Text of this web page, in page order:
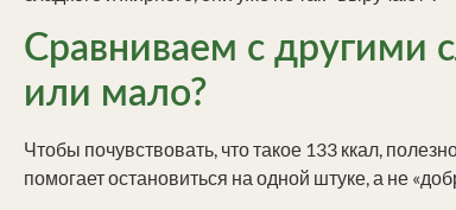
Сравниваем с другими
или мало?
Чтобы почувствовать, что такое 133 ккал,
помогает остановиться на одной штуке, а не